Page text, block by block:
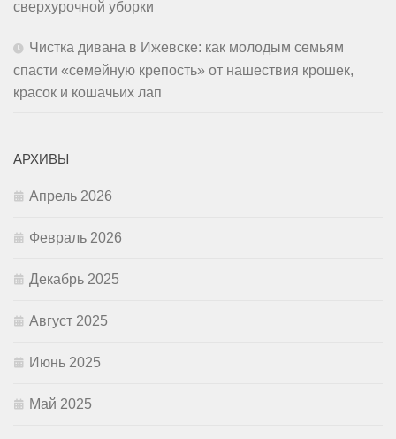
сверхурочной уборки
Чистка дивана в Ижевске: как молодым семьям
спасти «семейную крепость» от нашествия крошек,
красок и кошачьих лап
АРХИВЫ
Апрель 2026
Февраль 2026
Декабрь 2025
Август 2025
Июнь 2025
Май 2025